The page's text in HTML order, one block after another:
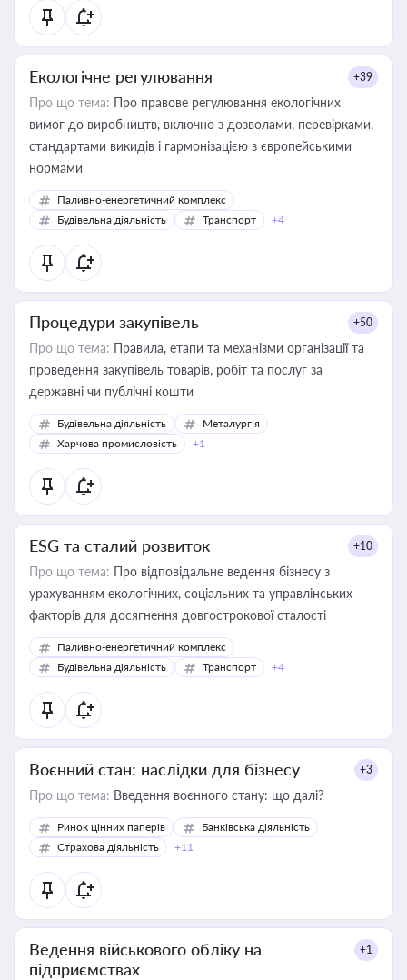
Екологічне регулювання +39
Про що тема: Про правове регулювання екологічних
вимог до виробництв, включно з дозволами, перевірками,
стандартами викидів і гармонізацією з європейськими
нормами
Паливно-енергетичний комплекс
Будівельна діяльність
Транспорт +4
Процедури закупівель +50
Про що тема: Правила, етапи та механізми організації та
проведення закупівель товарів, робіт та послуг за
державні чи публічні кошти
Будівельна діяльність
Металургія
Харчова промисловість
+1
ESG та сталий розвиток +10
Про що тема: Про відповідальне ведення бізнесу з
урахуванням екологічних, соціальних та управлінських
факторів для досягнення довгострокової сталості
Паливно-енергетичний комплекс
Будівельна діяльність
Транспорт +4
Воєнний стан: наслідки для бізнесу +3
Про що тема: Введення воєнного стану: що далі?
Ринок цінних паперів
Банківська діяльність
Страхова діяльність
+11
Ведення військового обліку на
підприємствах
+1